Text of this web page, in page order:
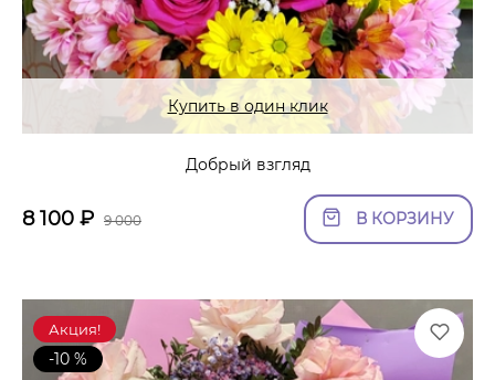
Купить в один клик
Добрый взгляд
8 100 ₽ 9 000 В КОРЗИНУ
Акция!
-10 %